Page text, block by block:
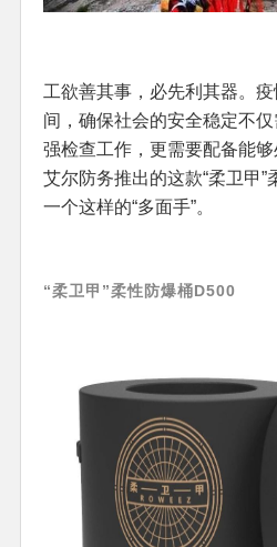
工欲善其事，必先利其器。
间，确保社会的安全稳定不
强检查工作，更需要配备能够
艾尔防务推出的这款“柔卫甲
一个这样的“多面手”。
“柔卫甲”柔性防爆桶D500